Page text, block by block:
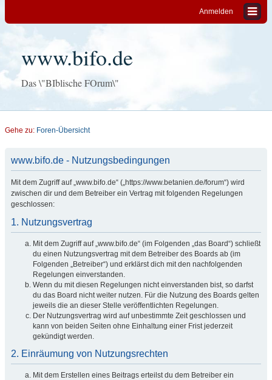
Anmelden
www.bifo.de
Das \"BIblische FOrum\"
Gehe zu: Foren-Übersicht
www.bifo.de - Nutzungsbedingungen
Mit dem Zugriff auf „www.bifo.de“ („https://www.betanien.de/forum“) wird
zwischen dir und dem Betreiber ein Vertrag mit folgenden Regelungen
geschlossen:
1. Nutzungsvertrag
Mit dem Zugriff auf „www.bifo.de“ (im Folgenden „das Board“) schließt
du einen Nutzungsvertrag mit dem Betreiber des Boards ab (im
Folgenden „Betreiber“) und erklärst dich mit den nachfolgenden
Regelungen einverstanden.
Wenn du mit diesen Regelungen nicht einverstanden bist, so darfst
du das Board nicht weiter nutzen. Für die Nutzung des Boards gelten
jeweils die an dieser Stelle veröffentlichten Regelungen.
Der Nutzungsvertrag wird auf unbestimmte Zeit geschlossen und
kann von beiden Seiten ohne Einhaltung einer Frist jederzeit
gekündigt werden.
2. Einräumung von Nutzungsrechten
Mit dem Erstellen eines Beitrags erteilst du dem Betreiber ein